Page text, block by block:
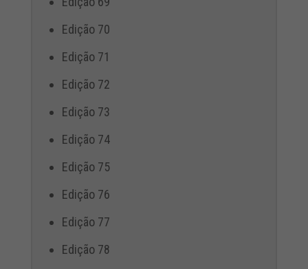
Edição 70
Edição 71
Edição 72
Edição 73
Edição 74
Edição 75
Edição 76
Edição 77
Edição 78